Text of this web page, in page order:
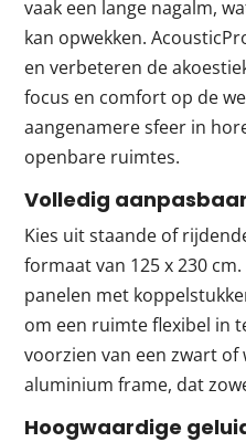
vaak een lange nagalm,
kan opwekken.
en verbeteren de
focus en comfort op de
aangenamere sfeer in
openbare ruimtes.
Volledig
Kies uit staande of
formaat van 125 x 230
panelen met
om een ruimte flexibel in
voorzien van een zwart
aluminium frame, dat
Hoogwaardige